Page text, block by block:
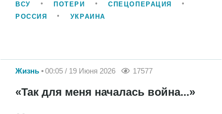
ВСУ ПОТЕРИ
СПЕЦОПЕРАЦИЯ
РОССИЯ
УКРАИНА
Жизнь 00:05 / 19 Июня 2026 17577
«Так для меня началась война...»